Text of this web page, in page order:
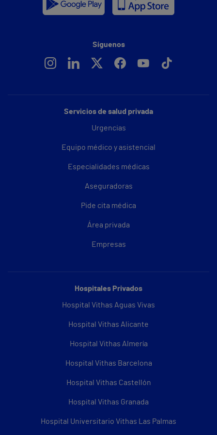
Servicios de salud privada
Urgencias
Equipo médico y asistencial
Especialidades médicas
Aseguradoras
Pide cita médica
Área privada
Empresas
Hospitales Privados
Hospital Vithas Aguas Vivas
Hospital Vithas Alicante
Hospital Vithas Almería
Hospital Vithas Barcelona
Hospital Vithas Castellón
Hospital Vithas Granada
Hospital Universitario Vithas Las Palmas
Síguenos